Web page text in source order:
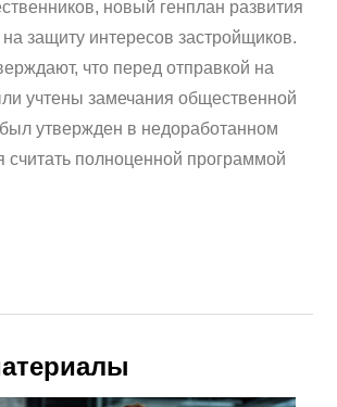
новый генплан развития
на защиту интересов застройщиков.
что перед отправкой на
учтены замечания общественной
утвержден в недоработанном
считать полноценной программой